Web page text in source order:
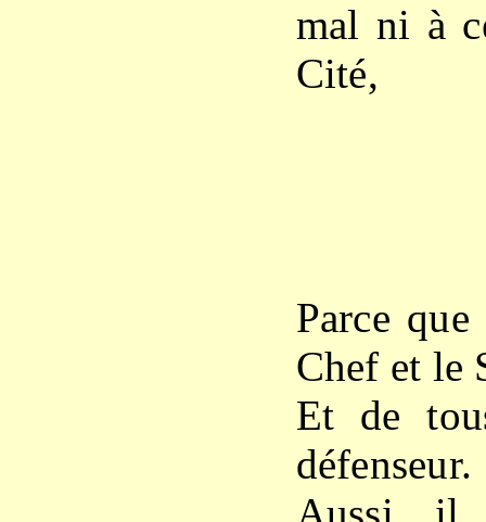
mal ni à
Cité,
Parce
Chef et le
Et de
défenseur.